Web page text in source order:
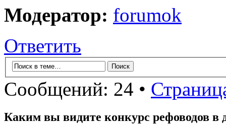
Модератор: forumok
Ответить
Сообщений: 24 •
Каким вы видите конкурс рефоводов в